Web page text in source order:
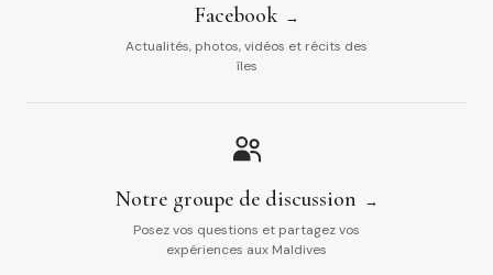
Facebook
Actualités, photos, vidéos et récits des
îles
Notre groupe de discussion
Posez vos questions et partagez vos
expériences aux Maldives